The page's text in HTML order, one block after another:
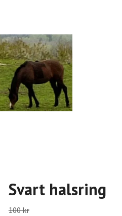
Svart halsring
100 kr